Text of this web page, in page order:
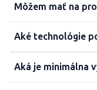
Môžem mať na
Aké technológie
Aká je minimálna